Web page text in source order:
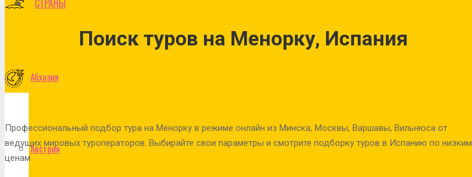
СТРАНЫ
Абхазия
Австрия
Поиск туров на Менорку, Испания
Профессиональный подбор тура на Менорку в режиме онлайн из Минска, Москвы, Варшавы, Вильнюса от
ведущих мировых туроператоров. Выбирайте свои параметры и смотрите подборку туров в Испанию по низким
ценам